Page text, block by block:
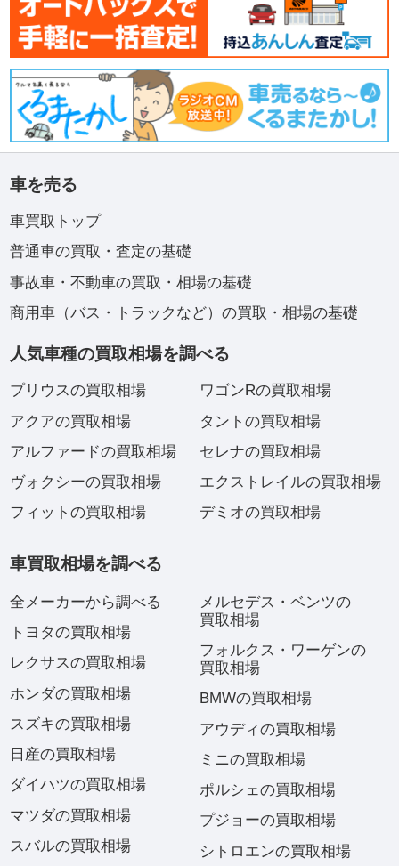
車を売る
車買取トップ
普通車の買取・査定の基礎
事故車・不動車の買取・相場の基礎
商用車（バス・トラックなど）の買取・相場の基礎
人気車種の買取相場を調べる
プリウスの買取相場
アクアの買取相場
アルファードの買取相場
ヴォクシーの買取相場
フィットの買取相場
ワゴンRの買取相場
タントの買取相場
セレナの買取相場
エクストレイルの買取相場
デミオの買取相場
車買取相場を調べる
全メーカーから調べる
トヨタの買取相場
レクサスの買取相場
ホンダの買取相場
スズキの買取相場
日産の買取相場
ダイハツの買取相場
マツダの買取相場
スバルの買取相場
メルセデス・ベンツの
買取相場
フォルクス・ワーゲンの
買取相場
BMWの買取相場
アウディの買取相場
ミニの買取相場
ポルシェの買取相場
プジョーの買取相場
シトロエンの買取相場